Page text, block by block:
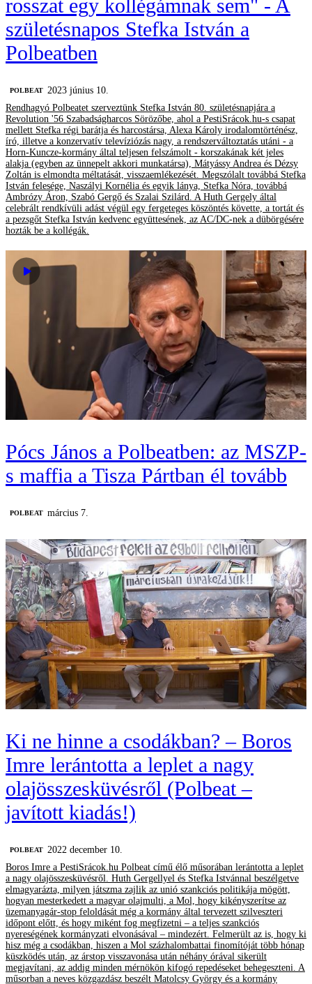
rosszat egy kollégámnak sem" - A
születésnapos Stefka István a
Polbeatben
‎POLBEAT
2023 június 10.
Rendhagyó Polbeatet szerveztünk Stefka István 80. születésnapjára a
Revolution '56 Szabadságharcos Sörözőbe, ahol a PestiSrácok.hu-s csapat
mellett Stefka régi barátja és harcostársa, Alexa Károly irodalomtörténész,
író, illetve a konzervatív televíziózás nagy, a rendszerváltoztatás utáni - a
Horn-Kuncze-kormány által teljesen felszámolt - korszakának két jeles
alakja (egyben az ünnepelt akkori munkatársa), Mátyássy Andrea és Dézsy
Zoltán is elmondta méltatását, visszaemlékezését. Megszólalt továbbá Stefka
István felesége, Naszályi Kornélia és egyik lánya, Stefka Nóra, továbbá
Ambrózy Áron, Szabó Gergő és Szalai Szilárd. A Huth Gergely által
celebrált rendkívüli adást végül egy fergeteges köszöntés követte, a tortát és
a pezsgőt Stefka István kedvenc együttesének, az AC/DC-nek a dübörgésére
hozták be a kollégák.
Pócs János a Polbeatben: az MSZP-
s maffia a Tisza Pártban él tovább
‎POLBEAT március 7.
Ki ne hinne a csodákban? – Boros
Imre lerántotta a leplet a nagy
olajösszesküvésről (Polbeat –
javított kiadás!)
‎POLBEAT
2022 december 10.
Boros Imre a PestiSrácok.hu Polbeat című élő műsorában lerántotta a leplet
a nagy olajösszesküvésről. Huth Gergellyel és Stefka Istvánnal beszélgetve
elmagyarázta, milyen játszma zajlik az unió szankciós politikája mögött,
hogyan mesterkedett a magyar olajmulti, a Mol, hogy kikényszerítse az
üzemanyagár-stop feloldását még a kormány által tervezett szilveszteri
időpont előtt, és hogy miként fog megfizetni – a teljes szankciós
nyereségének kormányzati elvonásával – mindezért. Felmerült az is, hogy ki
hisz még a csodákban, hiszen a Mol százhalombattai finomítóját több hónap
küszködés után, az árstop visszavonása után néhány órával sikerült
megjavítani, az addig minden mérnökön kifogó repedéseket behegeszteni. A
műsorban a neves közgazdász beszélt Matolcsy György és a kormány